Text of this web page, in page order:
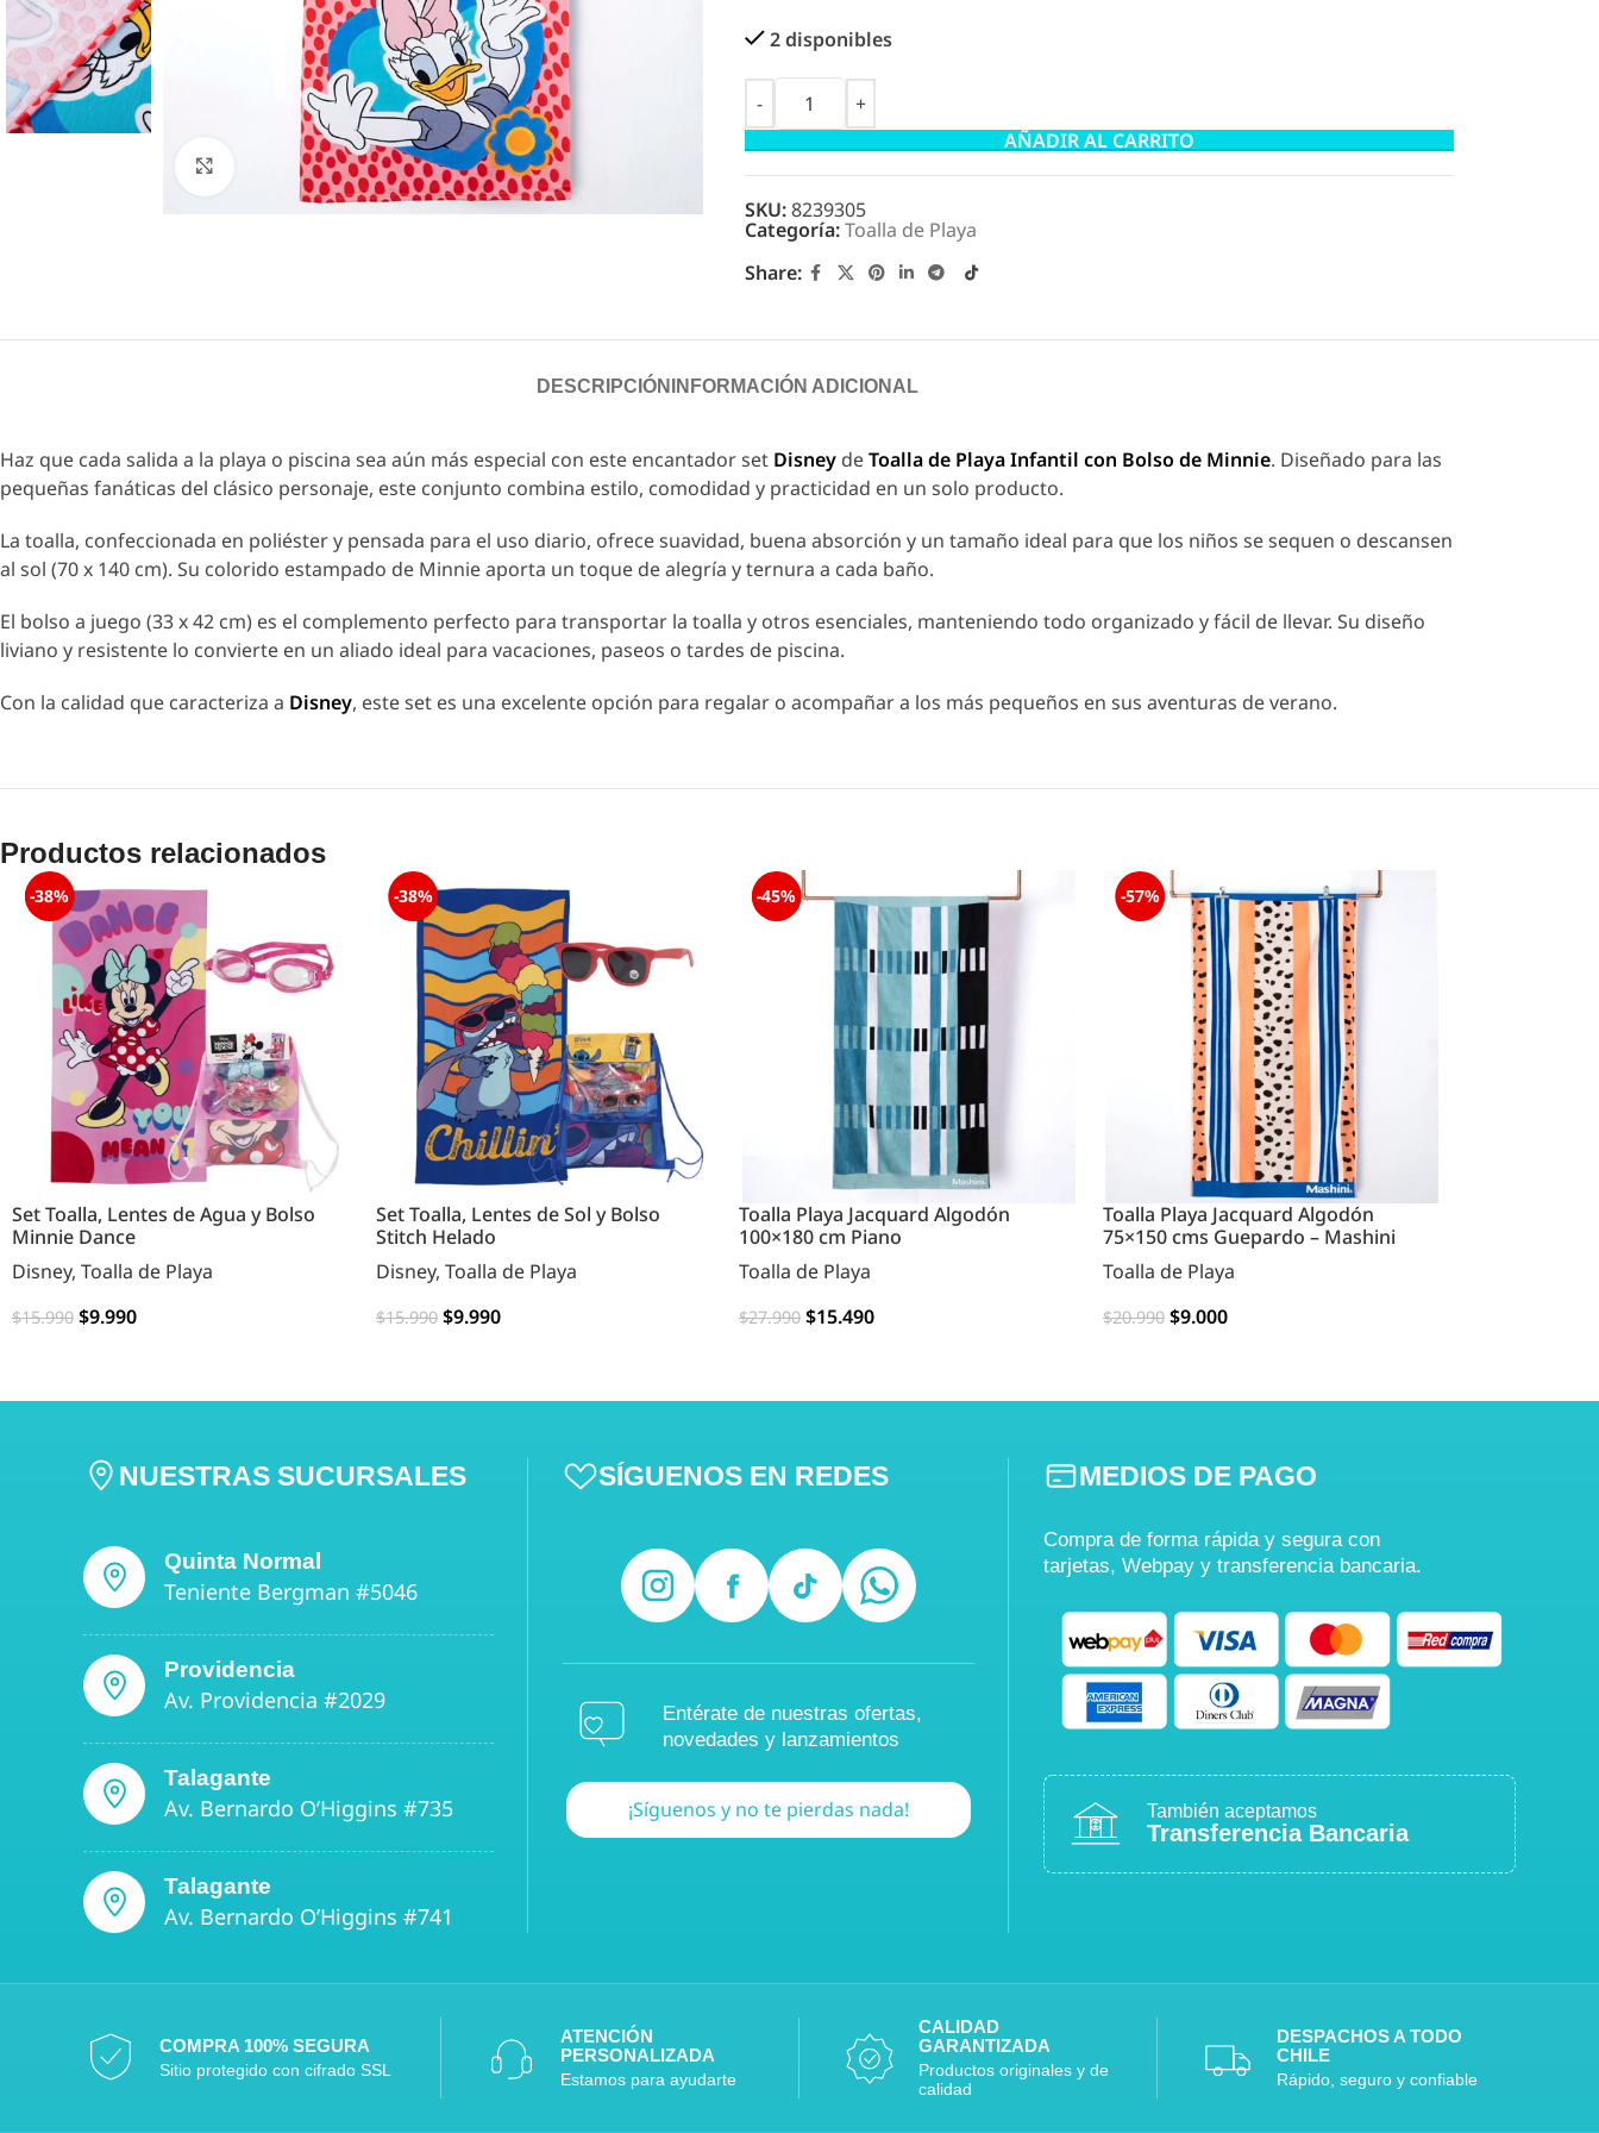
Click to enlarge
2 disponibles
AÑADIR AL CARRITO
SKU:8239305
Categoría:Toalla de Playa
Share:
DESCRIPCIÓN INFORMACIÓN ADICIONAL
Haz que cada salida a la playa o piscina sea aún más especial con este encantador set Disney deToalla de Playa Infantil con Bolso de Minnie. Diseñado para las
pequeñas fanáticas del clásico personaje, este conjunto combina estilo, comodidad y practicidad en un solo producto.
La toalla, confeccionada en poliéster y pensada para el uso diario, ofrece suavidad, buena absorción y un tamaño ideal para que los niños se sequen o descansen
al sol (70 x 140 cm). Su colorido estampado de Minnie aporta un toque de alegría y ternura a cada baño.
El bolso a juego (33 x 42 cm) es el complemento perfecto para transportar la toalla y otros esenciales, manteniendo todo organizado y fácil de llevar. Su diseño
liviano y resistente lo convierte en un aliado ideal para vacaciones, paseos o tardes de piscina.
Con la calidad que caracteriza a Disney, este set es una excelente opción para regalar o acompañar a los más pequeños en sus aventuras de verano.
Productos relacionados
-38%
Set Toalla, Lentes de Agua y Bolso
Minnie Dance
Disney, Toalla de Playa
$15.990 $9.990
-38%
Set Toalla, Lentes de Sol y Bolso
Stitch Helado
Disney, Toalla de Playa
$15.990 $9.990
-45%
Toalla Playa Jacquard Algodón
100×180 cm Piano
Toalla de Playa
$27.990 $15.490
-57%
Toalla Playa Jacquard Algodón
75×150 cms Guepardo – Mashini
Toalla de Playa
$20.990 $9.000
NUESTRAS SUCURSALES
Quinta Normal
Teniente Bergman #5046
Providencia
Av. Providencia #2029
Talagante
Av. Bernardo O’Higgins #735
Talagante
Av. Bernardo O’Higgins #741
SÍGUENOS EN REDES
Entérate de nuestras ofertas,
novedades y lanzamientos
¡Síguenos y no te pierdas nada!
MEDIOS DE PAGO
Compra de forma rápida y segura con
tarjetas, Webpay y transferencia bancaria.
También aceptamos
Transferencia Bancaria
COMPRA 100% SEGURA
Sitio protegido con cifrado SSL
ATENCIÓN
PERSONALIZADA
Estamos para ayudarte
CALIDAD
GARANTIZADA
Productos originales y de
calidad
DESPACHOS A TODO
CHILE
Rápido, seguro y confiable